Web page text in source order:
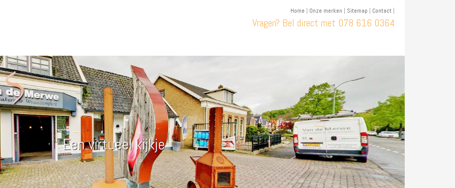
Home | Onze merken | Sitemap | Contact|
Vragen? Bel direct met 078 616 0364
Een virtueel kijkje